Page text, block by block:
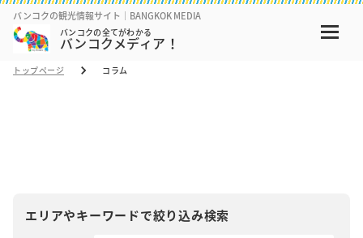
バンコクの観光情報サイト｜BANGKOK MEDIA
バンコクの全てがわかる
バンコクメディア！
トップページ コラム
エリアやキーワードで絞り込み検索